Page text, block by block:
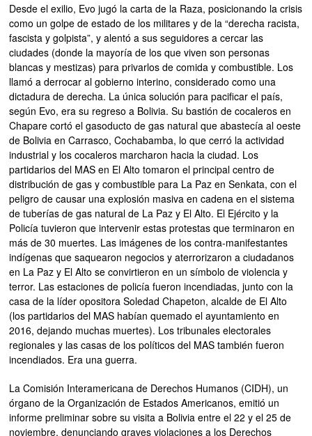
Desde el exilio, Evo jugó la carta de la Raza, posicionando la crisis
como un golpe de estado de los militares y de la “derecha racista,
fascista y golpista”, y alentó a sus seguidores a cercar las
ciudades (donde la mayoría de los que viven son personas
blancas y mestizas) para privarlos de comida y combustible. Los
llamó a derrocar al gobierno interino, considerado como una
dictadura de derecha. La única solución para pacificar el país,
según Evo, era su regreso a Bolivia. Su bastión de cocaleros en
Chapare cortó el gasoducto de gas natural que abastecía al oeste
de Bolivia en Carrasco, Cochabamba, lo que cerró la actividad
industrial y los cocaleros marcharon hacia la ciudad. Los
partidarios del MAS en El Alto tomaron el principal centro de
distribución de gas y combustible para La Paz en Senkata, con el
peligro de causar una explosión masiva en cadena en el sistema
de tuberías de gas natural de La Paz y El Alto. El Ejército y la
Policía tuvieron que intervenir estas protestas que terminaron en
más de 30 muertes. Las imágenes de los contra-manifestantes
indígenas que saquearon negocios y aterrorizaron a ciudadanos
en La Paz y El Alto se convirtieron en un símbolo de violencia y
terror. Las estaciones de policía fueron incendiadas, junto con la
casa de la líder opositora Soledad Chapeton, alcalde de El Alto
(los partidarios del MAS habían quemado el ayuntamiento en
2016, dejando muchas muertes). Los tribunales electorales
regionales y las casas de los políticos del MAS también fueron
incendiados. Era una guerra.
La Comisión Interamericana de Derechos Humanos (CIDH), un
órgano de la Organización de Estados Americanos, emitió un
informe preliminar sobre su visita a Bolivia entre el 22 y el 25 de
noviembre, denunciando graves violaciones a los Derechos